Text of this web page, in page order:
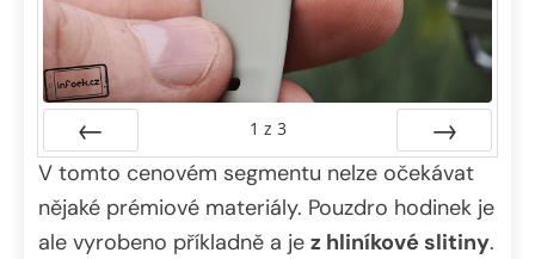
Předchozí
1 z 3
Další
V tomto cenovém segmentu nelze očekávat
nějaké prémiové materiály. Pouzdro hodinek je
ale vyrobeno příkladně a je z hliníkové slitiny.